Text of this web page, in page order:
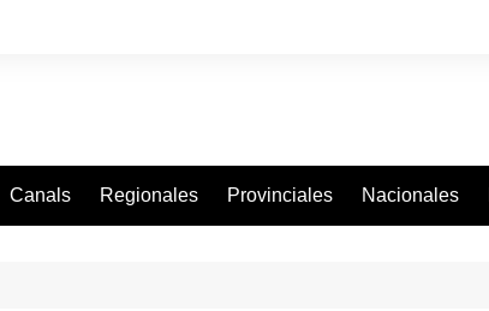
Canals Regionales Provinciales Nacionales